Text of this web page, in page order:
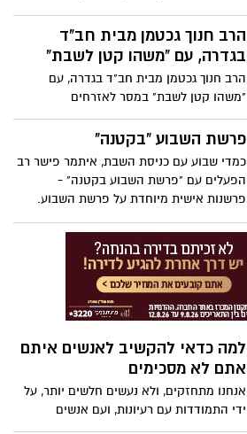
הרב חנוך גכטמן מבית חב"ד
בגדרה, עם "משהו קטן לשבת"
הרב חנוך גכטמן מבית חב"ד בגדרה, עם
"משהו קטן לשבת" במסר לאזרחים
פרשת השבוע "בקטנה"
כמדי שבוע עם כניסת השבת, איתמר פישר רב
הפעלים עם "פרשת השבוע בקטנה" -
פרשנות אישית מיוחדת על פרשת השבוע.
למה כדאי להקשיב לאנשים איתם
אתם לא מסכימים
אנחנו מתחזקים, ולא נעשים חלשים יותר, על
ידי התמודדות עם רעיונות, ועם אנשים
שאנחנו לא מסכימים איתם ", אומר זכארי ר.